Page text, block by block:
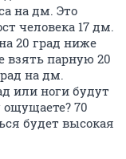
на дм. Это
человека 17 дм.
20 град ниже
взять парную 20
на дм.
или ноги будут
ощущаете? 70
будет высокая